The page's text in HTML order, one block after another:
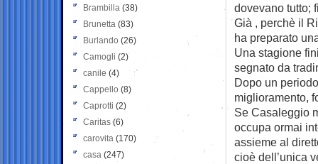
dovevano tutto;
Già , perchè il
ha preparato
Una stagione
segnato da
Dopo un
miglioramento,
Se Casaleggio
occupa ormai
assieme al
cioè dell’unica
Brambilla (38)
Brunetta (83)
Burlando (26)
Camogli (2)
canile (4)
Cappello (8)
Caprotti (2)
Caritas (6)
carovita (170)
casa (247)